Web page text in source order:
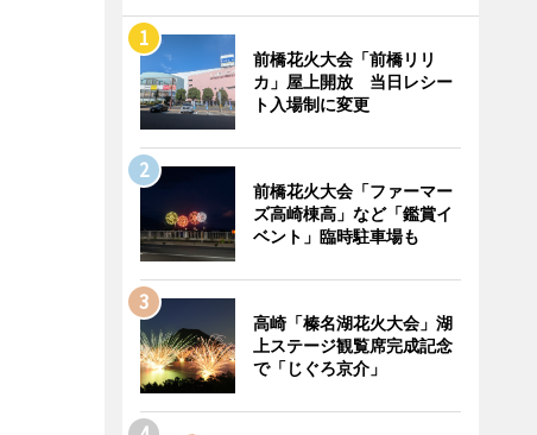
前橋花火大会「前橋リリ
カ」屋上開放 当日レシー
ト入場制に変更
前橋花火大会「ファーマー
ズ高崎棟高」など「鑑賞イ
ベント」臨時駐車場も
高崎「榛名湖花火大会」湖
上ステージ観覧席完成記念
で「じぐろ京介」